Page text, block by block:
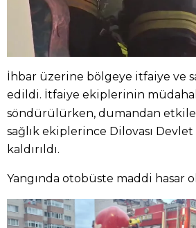
İhbar üzerine bölgeye itfaiye ve
edildi. İtfaiye ekiplerinin
söndürülürken, dumandan
sağlık ekiplerince Dilovası
kaldırıldı.
Yangında otobüste maddi hasar